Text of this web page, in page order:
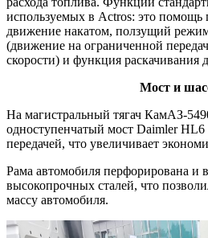
используемых в Actros: это помощь
движение накатом, ползущий
(движение на ограниченной
скорости) и функция раскачивания
Мост и
На магистральный тягач КамАЗ-
одноступенчатый мост Daimler
передачей, что увеличивает
Рама автомобиля перфорирована и
высокопрочных сталей, что
массу автомобиля.